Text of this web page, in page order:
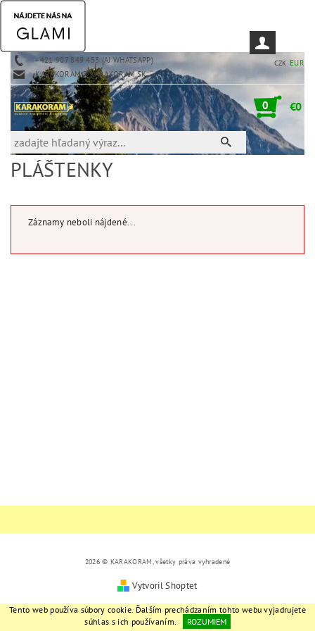
+421 907 849 453 (AJ WHATSAPP)
KARAKORAM@KARAKORAM.SK
CZK EUR
0 €0
PLÁŠTENKY
Záznamy neboli nájdené...
2026 © KARAKORAM, všetky práva vyhradené
Vytvoril Shoptet
Tento web používa súbory cookie. Ďalším prechádzaním tohto webu vyjadrujete
súhlas s ich používaním.
ROZUMIEM